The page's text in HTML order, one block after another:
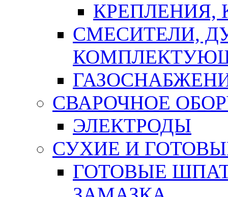
СМЕСИТЕЛИ,
СВАРОЧНОЕ
ЭЛЕКТРОДЫ
СУХИЕ И
ГОТОВЫЕ